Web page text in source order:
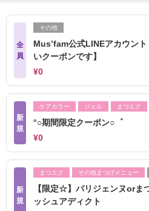
全
員
その他
Mus’fam公式LINEアカウン
いクーポンです】
¥0
新
規
ケアカラー ジェル まつエク
°○期間限定クーポン○゜
¥0
新
規
まつエク その他まつげメニュー
【限定☆】パリジェンヌorま
ッシュアディクト